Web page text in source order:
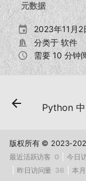
元数据
2023年11月2
分类于软件
需要 10 分钟
版权所有 © 2023-
最近活跃访客 0 今日
昨日访问量 36 本